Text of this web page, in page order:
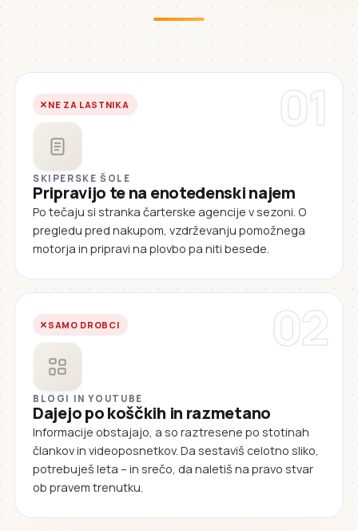
01
NE ZA LASTNIKA
SKIPERSKE ŠOLE
Pripravijo te na enotedenski najem
Po tečaju si stranka čarterske agencije v sezoni. O
pregledu pred nakupom, vzdrževanju pomožnega
motorja in pripravi na plovbo pa niti besede.
02
SAMO DROBCI
BLOGI IN YOUTUBE
Dajejo po koščkih in razmetano
Informacije obstajajo, a so raztresene po stotinah
člankov in videoposnetkov. Da sestaviš celotno sliko,
potrebuješ leta – in srečo, da naletiš na pravo stvar
ob pravem trenutku.